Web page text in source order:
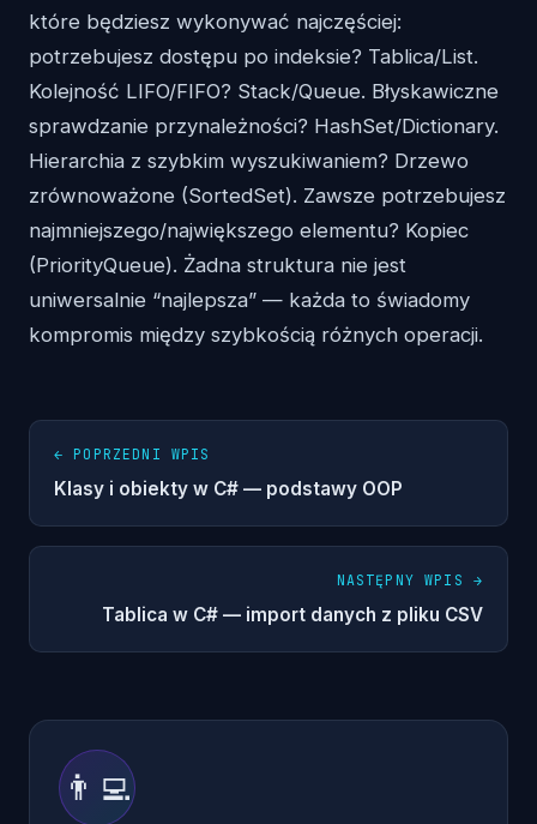
które będziesz wykonywać najczęściej:
potrzebujesz dostępu po indeksie? Tablica/List.
Kolejność LIFO/FIFO? Stack/Queue. Błyskawiczne
sprawdzanie przynależności? HashSet/Dictionary.
Hierarchia z szybkim wyszukiwaniem? Drzewo
zrównoważone (SortedSet). Zawsze potrzebujesz
najmniejszego/największego elementu? Kopiec
(PriorityQueue). Żadna struktura nie jest
uniwersalnie “najlepsza” — każda to świadomy
kompromis między szybkością różnych operacji.
← POPRZEDNI WPIS
Klasy i obiekty w C# — podstawy OOP
NASTĘPNY WPIS →
Tablica w C# — import danych z pliku CSV
👨‍💻